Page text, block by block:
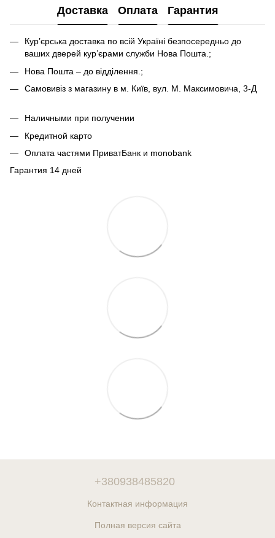
Доставка Оплата Гарантия
Кур’єрська доставка по всій Україні безпосередньо до
ваших дверей кур’єрами служби Нова Пошта.;
Нова Пошта – до відділення.;
Самовивіз з магазину в м. Київ, вул. М. Максимовича, 3-Д
Наличными при получении
Кредитной карто
Оплата частями ПриватБанк и monobank
Гарантия 14 дней
+380938485820
Контактная информация
Полная версия сайта